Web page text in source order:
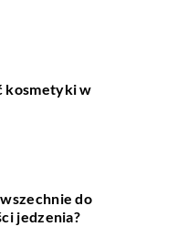
kosmetyki w
do
jedzenia?